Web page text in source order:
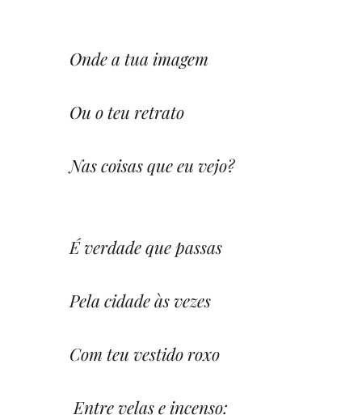
Onde a tua imagem
Ou o teu retrato
Nas coisas que eu vejo?
É verdade que passas
Pela cidade às vezes
Com teu vestido roxo
Entre velas e incenso: